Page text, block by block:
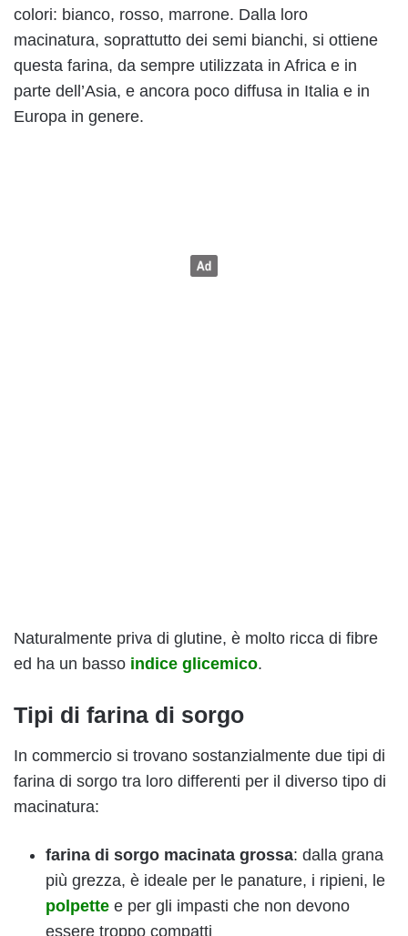
colori: bianco, rosso, marrone. Dalla loro
macinatura, soprattutto dei semi bianchi, si ottiene
questa farina, da sempre utilizzata in Africa e in
parte dell’Asia, e ancora poco diffusa in Italia e in
Europa in genere.
Naturalmente priva di glutine, è molto ricca di fibre
ed ha un basso indice glicemico.
Tipi di farina di sorgo
In commercio si trovano sostanzialmente due tipi di
farina di sorgo tra loro differenti per il diverso tipo di
macinatura:
farina di sorgo macinata grossa: dalla grana
più grezza, è ideale per le panature, i ripieni, le
polpette e per gli impasti che non devono
essere troppo compatti